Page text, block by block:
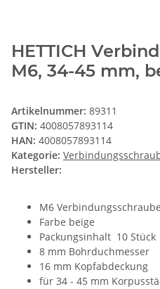
HETTICH
M6, 34-45 mm,
Artikelnummer: 89311
GTIN: 4008057893114
HAN: 4008057893114
Kategorie:
Hersteller:
M6
Farbe beige
Packungsinhalt 10 Stück
8 mm Bohrduchmesser
16 mm Kopfabdeckung
für 34 - 45 mm